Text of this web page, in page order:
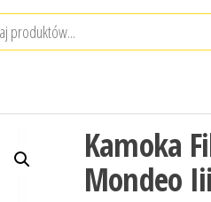
Kamoka
Mondeo